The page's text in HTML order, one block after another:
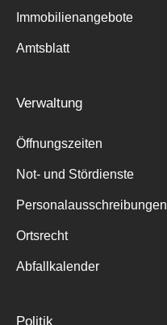
Immobilienangebote
Amtsblatt
Verwaltung
Öffnungszeiten
Not- und Stördienste
Personalausschreibungen
Ortsrecht
Abfallkalender
Politik